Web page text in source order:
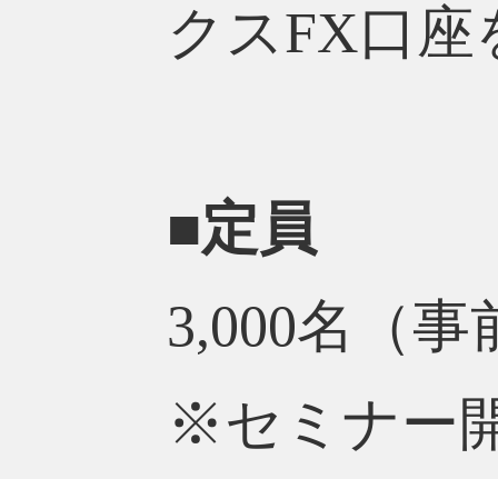
クスFX口座
■定員
3,000名（
※セミナー